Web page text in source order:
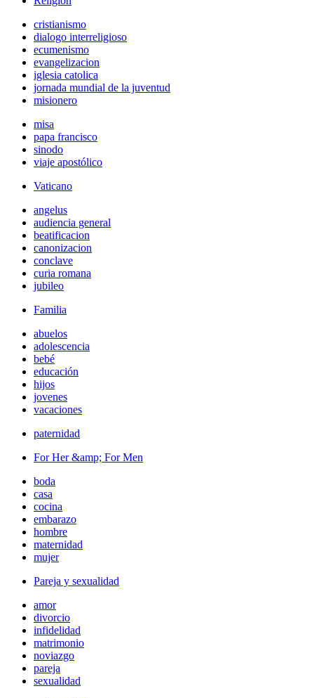
cristianismo
dialogo interreligioso
ecumenismo
evangelizacion
iglesia catolica
jornada mundial de la juventud
misionero
misa
papa francisco
sinodo
viaje apostólico
Vaticano
angelus
audiencia general
beatificacion
canonizacion
conclave
curia romana
jubileo
Familia
abuelos
adolescencia
bebé
educación
hijos
jovenes
vacaciones
paternidad
For Her &amp; For Men
boda
casa
cocina
embarazo
hombre
maternidad
mujer
Pareja y sexualidad
amor
divorcio
infidelidad
matrimonio
noviazgo
pareja
sexualidad